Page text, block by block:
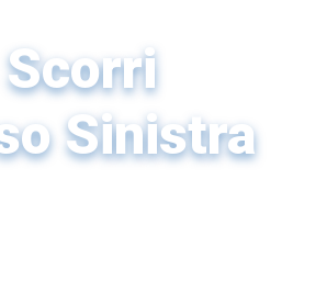
Scorri
Sinistra
MUTE SETTINGS PIP